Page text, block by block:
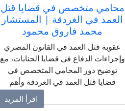
محامي متخصص في قضايا قتل
العمد في الغردقة | المستشار
محمد فاروق محمود
عقوبة قتل العمد في القانون المصري
وإجراءات الدفاع في قضايا الجنايات، مع
توضيح دور المحامي المتخصص في
قضايا قتل العمد في الغردقة وأهم
الدفوع القانونية التي يمكن بحثها وفقًا
لظروف كل قضية.
اقرأ المزيد